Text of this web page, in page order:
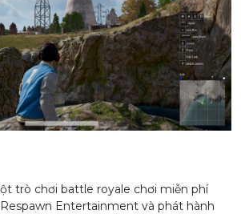
trò chơi battle royale chơi miễn phí
Entertainment và phát hành